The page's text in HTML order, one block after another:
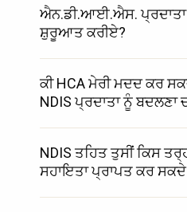
ਐਨ.ਡੀ.ਆਈ.ਐਸ. ਪ੍ਰਦਾਤਾ
ਸ਼ੁਰੂਆਤ ਕਰੀਏ?
ਕੀ HCA ਮੇਰੀ ਮਦਦ ਕਰ
NDIS ਪ੍ਰਦਾਤਾ ਨੂੰ ਬਦਲਣਾ
NDIS ਤਹਿਤ ਤੁਸੀਂ ਕਿਸ
ਸਹਾਇਤਾ ਪ੍ਰਾਪਤ ਕਰ ਸਕਦੇ